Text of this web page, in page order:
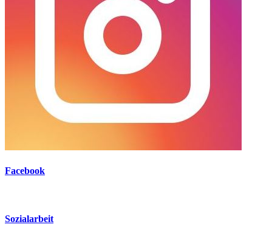
Facebook
Sozialarbeit